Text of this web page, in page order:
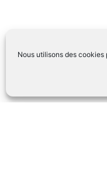
Nous utilisons des